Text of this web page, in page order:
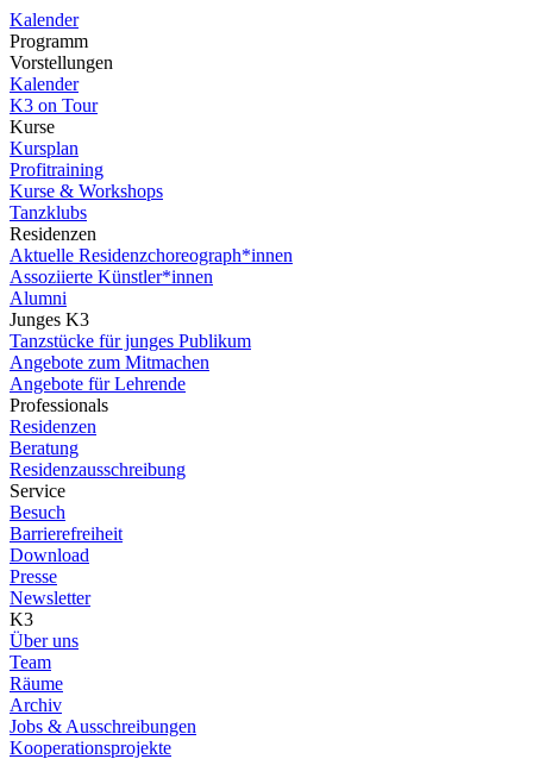
Kalender
Programm
Vorstellungen
Kalender
K3 on Tour
Kurse
Kursplan
Profitraining
Kurse & Workshops
Tanzklubs
Residenzen
Aktuelle Residenzchoreograph*innen
Assoziierte Künstler*innen
Alumni
Junges K3
Tanzstücke für junges Publikum
Angebote zum Mitmachen
Angebote für Lehrende
Professionals
Residenzen
Beratung
Residenzausschreibung
Service
Besuch
Barrierefreiheit
Download
Presse
Newsletter
K3
Über uns
Team
Räume
Archiv
Jobs & Ausschreibungen
Kooperationsprojekte